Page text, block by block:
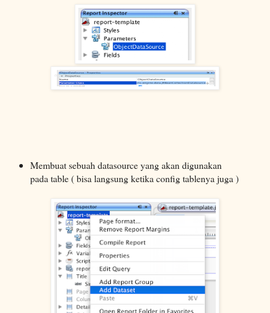
Membuat sebuah datasource yang akan digunakan
pada table ( bisa langsung ketika config tablenya juga )